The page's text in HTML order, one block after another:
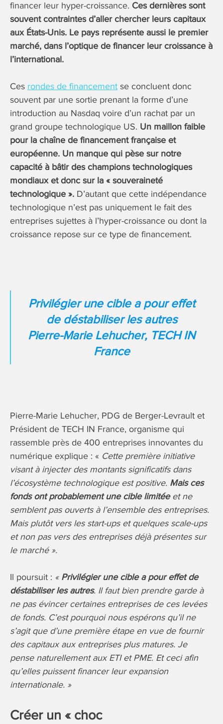
financer leur hyper-croissance. Ces dernières sont
souvent contraintes d’aller chercher leurs capitaux
aux États-Unis. Le pays représente aussi le premier
marché, dans l’optique de financer leur croissance à
l’international.
Ces rondes de financement se concluent donc
souvent par une sortie prenant la forme d’une
introduction au Nasdaq voire d’un rachat par un
grand groupe technologique US. Un maillon faible
pour la chaîne de financement française et
européenne. Un manque qui pèse sur notre
capacité à bâtir des champions technologiques
mondiaux et donc sur la « souveraineté
technologique ». D’autant que cette indépendance
technologique n’est pas uniquement le fait des
entreprises sujettes à l’hyper-croissance ou dont la
croissance repose sur ce type de financement.
Privilégier une cible a pour effet
de déstabiliser les autres
Pierre-Marie Lehucher, TECH IN
France
Pierre-Marie Lehucher, PDG de Berger-Levrault et
Président de TECH IN France, organisme qui
rassemble près de 400 entreprises innovantes du
numérique explique : « Cette première initiative
visant à injecter des montants significatifs dans
l’écosystème technologique est positive. Mais ces
fonds ont probablement une cible limitéeet ne
semblent pas ouverts à l’ensemble des entreprises.
Mais plutôt vers les start-ups et quelques scale-ups
et non pas vers des entreprises déjà présentes sur
le marché ».
Il poursuit : « Privilégier une cible a pour effet de
déstabiliser les autres. Il faut bien prendre garde à
ne pas évincer certaines entreprises de ces levées
de fonds. C’est pourquoi nous espérons qu’il ne
s’agit que d’une première étape en vue de fournir
des capitaux aux entreprises plus matures. Je
pense naturellement aux ETI et PME. Et ceci afin
qu’elles puissent financer leur expansion
internationale. »
Créer un « choc